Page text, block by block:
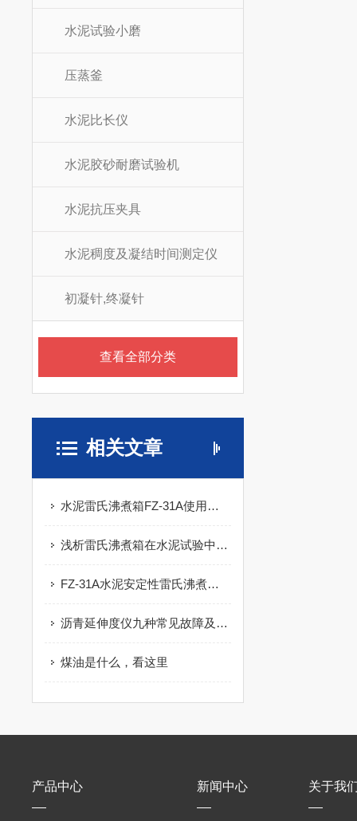
水泥试验小磨
压蒸釜
水泥比长仪
水泥胶砂耐磨试验机
水泥抗压夹具
水泥稠度及凝结时间测定仪
初凝针,终凝针
查看全部分类
相关文章
水泥雷氏沸煮箱FZ-31A使用和维护
浅析雷氏沸煮箱在水泥试验中发挥的重要作用
FZ-31A水泥安定性雷氏沸煮箱的技术参数
沥青延伸度仪九种常见故障及解决方法
煤油是什么，看这里
产品中心 新闻中心 关于我